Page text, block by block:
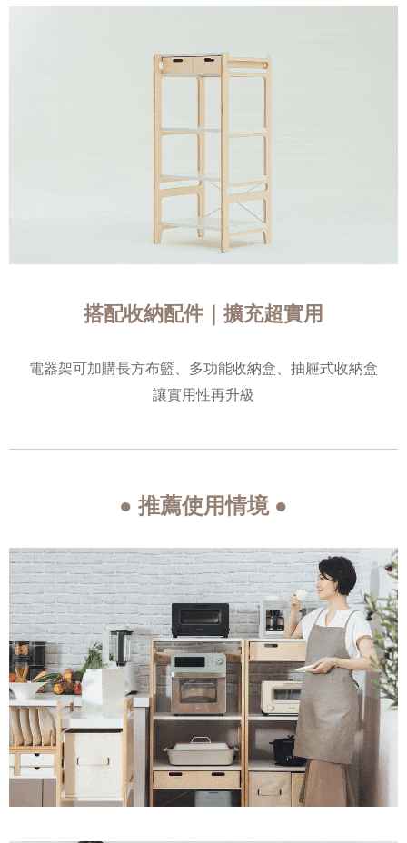
搭配收納配件｜擴充超實用
電器架可加購長方布籃、多功能收納盒、抽屜式收納盒
讓實用性再升級
● 推薦使用情境 ●